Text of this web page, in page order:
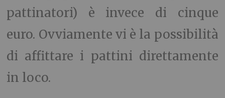
pattinatori) è invece di cinque
euro. Ovviamente vi è la possibilità
di affittare i pattini direttamente
in loco.